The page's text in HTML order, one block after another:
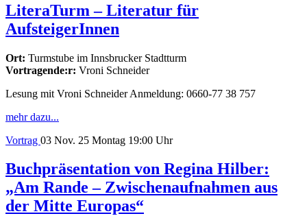
LiteraTurm – Literatur für
AufsteigerInnen
Ort: Turmstube im Innsbrucker Stadtturm
Vortragende:r: Vroni Schneider
Lesung mit Vroni Schneider Anmeldung: 0660-77 38 757
mehr dazu...
Vortrag 03 Nov. 25 Montag 19:00 Uhr
Buchpräsentation von Regina Hilber:
„Am Rande – Zwischenaufnahmen aus
der Mitte Europas“